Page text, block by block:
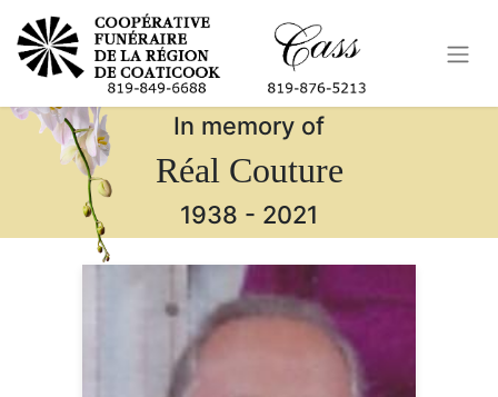
In memory of
Réal Couture
1938 - 2021